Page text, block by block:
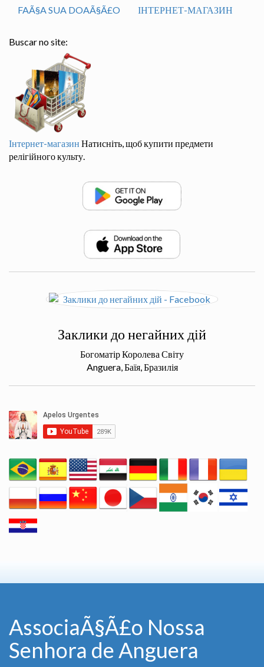
FAÃ§A SUA DOAÃ§Ã£O ІНТЕРНЕТ-МАГАЗИН
Buscar no site:
Інтернет-магазин Натисніть, щоб купити предмети
релігійного культу.
Заклики до негайних дій
Богоматір Королева Світу
Anguera, Баїя, Бразилія
AssociaÃ§Ã£o Nossa
Senhora de Anguera